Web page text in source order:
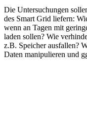
Die Untersuchungen
des Smart Grid liefern:
wenn an Tagen mit
laden sollen? Wie
z.B. Speicher ausfallen?
Daten manipulieren und